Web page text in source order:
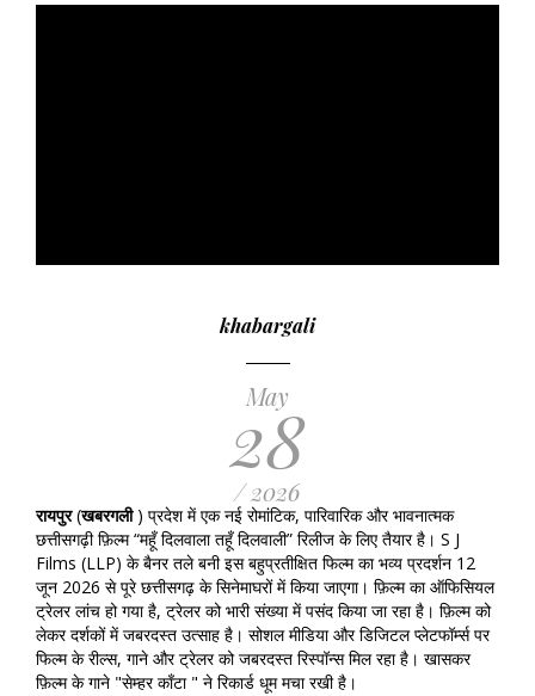
khabargali
May
28
/ 2026
रायपुर(खबरगली) प्रदेश में एक नई रोमांटिक, पारिवारिक और भावनात्मक
छत्तीसगढ़ी फ़िल्म “महूँ दिलवाला तहूँ दिलवाली” रिलीज के लिए तैयार है। S J
Films (LLP) के बैनर तले बनी इस बहुप्रतीक्षित फिल्म का भव्य प्रदर्शन 12
जून 2026 से पूरे छत्तीसगढ़ के सिनेमाघरों में किया जाएगा। फ़िल्म का ऑफिसियल
ट्रेलर लांच हो गया है, ट्रेलर को भारी संख्या में पसंद किया जा रहा है। फ़िल्म को
लेकर दर्शकों में जबरदस्त उत्साह है। सोशल मीडिया और डिजिटल प्लेटफॉर्म्स पर
फिल्म के रील्स, गाने और ट्रेलर को जबरदस्त रिस्पॉन्स मिल रहा है। खासकर
फ़िल्म के गाने "सेम्हर काँटा " ने रिकार्ड धूम मचा रखी है।